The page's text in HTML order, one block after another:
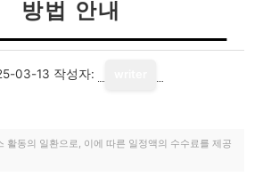
방법 안내
03-13 작성자:
활동의 일환으로, 이에 따른 일정액의 수수료를 제공